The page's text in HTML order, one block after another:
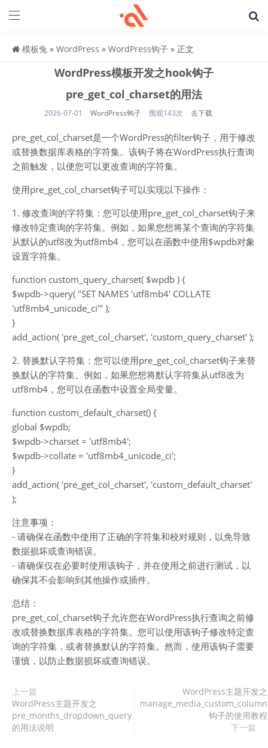
模板兔 » WordPress » WordPress钩子 » 正文
WordPress模板开发之hook钩子
pre_get_col_charset的用法
2026-07-01 WordPress钩子 围观143次 去下载
pre_get_col_charset是一个WordPress的filter钩子，用于修改
或替换数据库表格的字符集。该钩子将在WordPress执行查询
之前触发，以便您可以更改查询的字符集。
使用pre_get_col_charset钩子可以实现以下操作：
1. 修改查询的字符集：您可以使用pre_get_col_charset钩子来
修改特定查询的字符集。例如，如果您想将某个查询的字符集
从默认的utf8改为utf8mb4，您可以在函数中使用$wpdb对象
设置字符集。
function custom_query_charset( $wpdb ) {
$wpdb->query( "SET NAMES 'utf8mb4' COLLATE
'utf8mb4_unicode_ci'" );
}
add_action( 'pre_get_col_charset', 'custom_query_charset' );
2. 替换默认字符集：您可以使用pre_get_col_charset钩子来替
换默认的字符集。例如，如果您想将默认字符集从utf8改为
utf8mb4，您可以在函数中设置全局变量。
function custom_default_charset() {
global $wpdb;
$wpdb->charset = 'utf8mb4';
$wpdb->collate = 'utf8mb4_unicode_ci';
}
add_action( 'pre_get_col_charset', 'custom_default_charset'
);
注意事项：
- 请确保在函数中使用了正确的字符集和校对规则，以免导致
数据损坏或查询错误。
- 请确保仅在必要时使用该钩子，并在使用之前进行测试，以
确保其不会影响到其他操作或插件。
总结：
pre_get_col_charset钩子允许您在WordPress执行查询之前修
改或替换数据库表格的字符集。您可以使用该钩子修改特定查
询的字符集，或者替换默认的字符集。然而，使用该钩子需要
谨慎，以防止数据损坏或查询错误。
上一篇
WordPress主题开发之
pre_months_dropdown_query
的用法说明
WordPress主题开发之
manage_media_custom_column
钩子的使用教程
下一篇